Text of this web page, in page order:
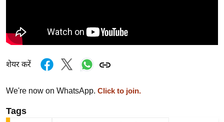
ऑ
टो
व
न्यू
ब्री
शेयर करें
We're now on WhatsApp. Click to join.
Tags